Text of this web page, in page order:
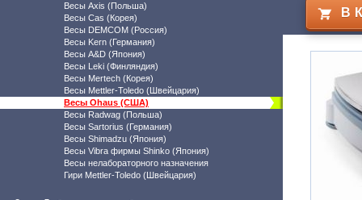
Весы Axis (Польша)
Весы Cas (Корея)
Весы DEMCOM (Россия)
Весы Kern (Германия)
Весы A&D (Япония)
Весы Leki (Финляндия)
Весы Mertech (Корея)
Весы Mettler-Toledo (Швейцария)
Весы Ohaus (США)
Весы Radwag (Польша)
Весы Sartorius (Германия)
Весы Shimadzu (Япония)
Весы Vibra фирмы Shinko (Япония)
Весы нелабораторного назначения
Гири Mettler-Toledo (Швейцария)
В